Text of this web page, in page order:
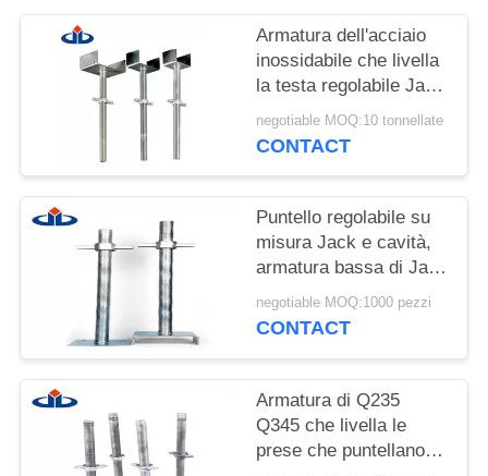
POLICY
Armatura dell'acciaio
inossidabile che livella
la testa regolabile Jack
dell'armatura U delle
prese
negotiable MOQ:10 tonnellate
CONTACT
Puntello regolabile su
misura Jack e cavità,
armatura bassa di Jack
della parte girevole
negotiable MOQ:1000 pezzi
CONTACT
Armatura di Q235
Q345 che livella le
prese che puntellano